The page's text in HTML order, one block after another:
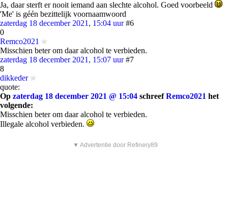
Ja, daar sterft er nooit iemand aan slechte alcohol. Goed voorbeeld
'Me' is géén bezittelijk voornaamwoord
zaterdag 18 december 2021, 15:04 uur #6
0
Remco2021
Misschien beter om daar alcohol te verbieden.
zaterdag 18 december 2021, 15:07 uur #7
8
dikkeder
quote:
Op zaterdag 18 december 2021 @ 15:04 schreefRemco2021 het
volgende:
Misschien beter om daar alcohol te verbieden.
Illegale alcohol verbieden.
▼ Advertentie door Refinery89